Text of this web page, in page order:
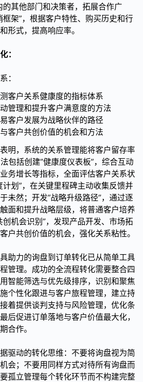
的其他部门和决策者，拓展合作广
框架”，根据客户特性、购买历史和行
形式，提高响应率。
：
：
客户关系健康度的指标体系
管理和提升客户满意度的方法
客户发展为战略伙伴的路径
客户共创价值的机会和方法
明，系统的关系管理能将客户留存率
包括创建”健康度仪表板”，综合互动
务增长等指标，全面评估客户关系状
计划”，在关键里程碑主动收集反馈并
未然；开发”战略升级路径”，通过逐
面和提升战略层级，将普通客户培养
创机会识别”，发现产品开发、市场拓
户共创价值的机会，强化关系粘性。
助力的询盘到订单转化已从简单工具
管理。成功的全流程转化需要整合四
智能筛选与优先级排序，识别和聚焦
个性化跟进与客户旅程管理，建立持
着提供谈判支持与风险管理，优化条
后促进订单落地与客户价值最大化，
合作。
驱动的转化思维：不要将询盘视为简
会；不要用同样方式对待所有询盘而
孤立管理每个转化环节而不构建完整